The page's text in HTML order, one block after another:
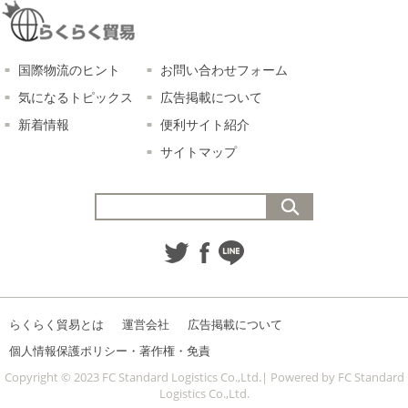
国際物流のヒント
気になるトピックス
新着情報
お問い合わせフォーム
広告掲載について
便利サイト紹介
サイトマップ
らくらく貿易とは 運営会社
広告掲載について
個人情報保護ポリシー・著作権・免責
Copyright © 2023 FC Standard Logistics Co.,Ltd.| Powered by FC Standard
Logistics Co.,Ltd.